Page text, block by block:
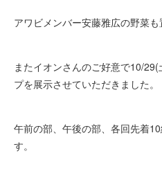
アワビメンバー安藤雅広の野菜も
またイオンさんのご好意で10/
プを展示させていただきました。
午前の部、午後の部、各回先着
す。